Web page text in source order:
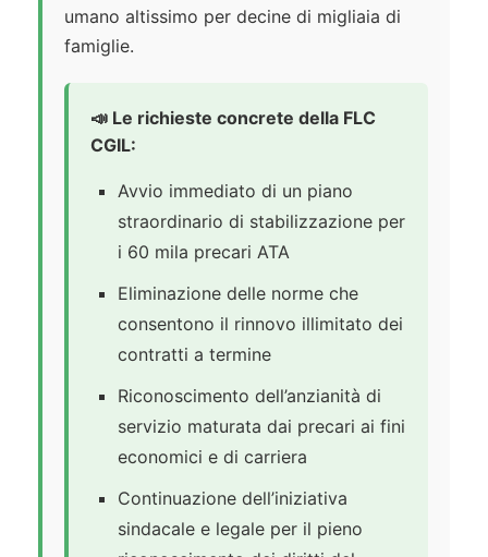
umano altissimo per decine di migliaia di
famiglie.
📣 Le richieste concrete della FLC
CGIL:
Avvio immediato di un piano
straordinario di stabilizzazione per
i 60 mila precari ATA
Eliminazione delle norme che
consentono il rinnovo illimitato dei
contratti a termine
Riconoscimento dell’anzianità di
servizio maturata dai precari ai fini
economici e di carriera
Continuazione dell’iniziativa
sindacale e legale per il pieno